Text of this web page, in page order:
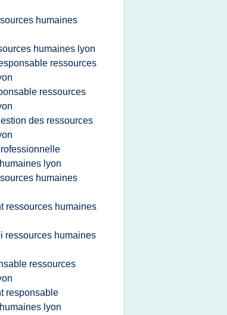
humaines
humaines lyon
ressources
ressources
des ressources
lyon
humaines
ressources humaines
ressources humaines
ressources
responsable
lyon